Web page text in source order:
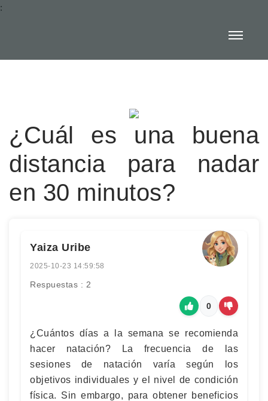
:
¿Cuál es una buena
distancia para nadar
en 30 minutos?
Yaiza Uribe
2025-10-23 14:59:58
Respuestas : 2
0
¿Cuántos días a la semana se recomienda
hacer natación? La frecuencia de las
sesiones de natación varía según los
objetivos individuales y el nivel de condición
física. Sin embargo, para obtener beneficios